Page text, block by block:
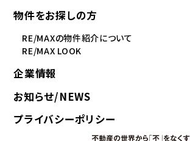
物件をお探しの方
RE/MAXの物件紹介について
RE/MAX LOOK
企業情報
お知らせ/NEWS
プライバシーポリシー